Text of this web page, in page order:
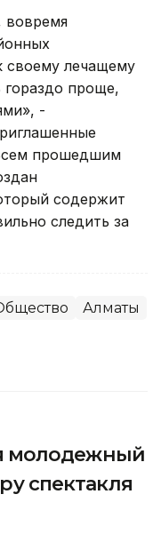
вовремя
своему лечащему
гораздо проще,
-
прошедшим
содержит
следить за
Алматы
молодежный
спектакля